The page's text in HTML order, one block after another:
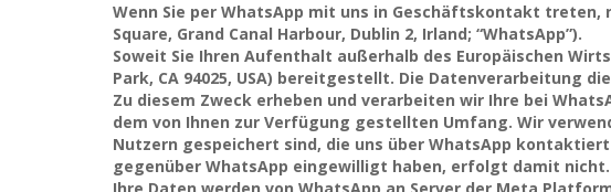
Wenn Sie per WhatsApp mit uns in Geschäftskontakt treten,
Square, Grand Canal Harbour, Dublin 2, Irland; “WhatsApp”).
Soweit Sie Ihren Aufenthalt außerhalb des Europäischen
Park, CA 94025, USA) bereitgestellt. Die Datenverarbeitung
Zu diesem Zweck erheben und verarbeiten wir Ihre bei
dem von Ihnen zur Verfügung gestellten Umfang. Wir
Nutzern gespeichert sind, die uns über WhatsApp
gegenüber WhatsApp eingewilligt haben, erfolgt damit nicht.